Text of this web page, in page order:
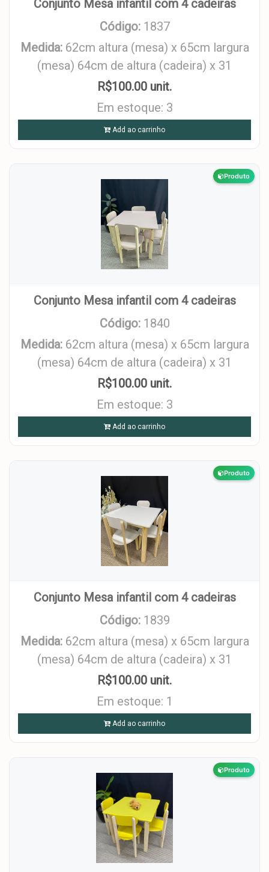
Conjunto Mesa infantil com 4 cadeiras
Código: 1837
Medida: 62cm altura (mesa) x 65cm largura
(mesa) 64cm de altura (cadeira) x 31
R$100.00 unit.
Em estoque: 3
Add ao carrinho
Produto
Conjunto Mesa infantil com 4 cadeiras
Código: 1840
Medida: 62cm altura (mesa) x 65cm largura
(mesa) 64cm de altura (cadeira) x 31
R$100.00 unit.
Em estoque: 3
Add ao carrinho
Produto
Conjunto Mesa infantil com 4 cadeiras
Código: 1839
Medida: 62cm altura (mesa) x 65cm largura
(mesa) 64cm de altura (cadeira) x 31
R$100.00 unit.
Em estoque: 1
Add ao carrinho
Produto